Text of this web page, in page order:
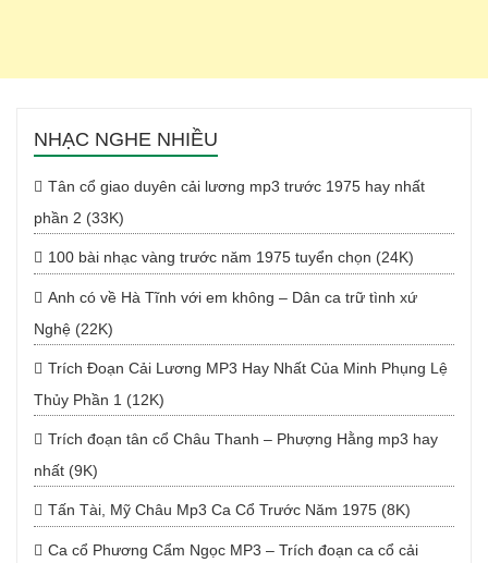
NHẠC NGHE NHIỀU
Tân cổ giao duyên cải lương mp3 trước 1975 hay nhất
phần 2 (33K)
100 bài nhạc vàng trước năm 1975 tuyển chọn (24K)
Anh có về Hà Tĩnh với em không – Dân ca trữ tình xứ
Nghệ (22K)
Trích Đoạn Cải Lương MP3 Hay Nhất Của Minh Phụng Lệ
Thủy Phần 1 (12K)
Trích đoạn tân cổ Châu Thanh – Phượng Hằng mp3 hay
nhất (9K)
Tấn Tài, Mỹ Châu Mp3 Ca Cổ Trước Năm 1975 (8K)
Ca cổ Phương Cẩm Ngọc MP3 – Trích đoạn ca cổ cải